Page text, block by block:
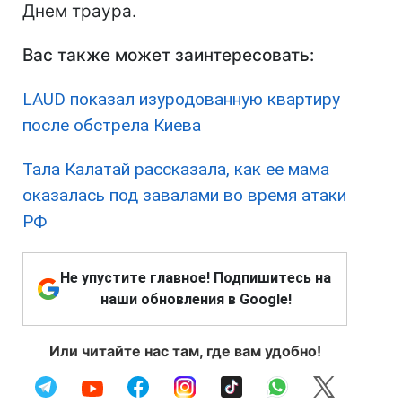
Днем траура.
Вас также может заинтересовать:
LAUD показал изуродованную квартиру
после обстрела Киева
Тала Калатай рассказала, как ее мама
оказалась под завалами во время атаки
РФ
Не упустите главное! Подпишитесь на
наши обновления в Google!
Или читайте нас там, где вам удобно!